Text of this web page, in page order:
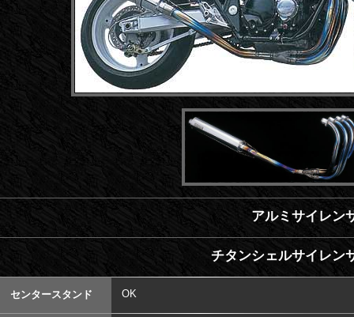
アルミサイレン
チタンシェルサイレン
センタースタンド OK